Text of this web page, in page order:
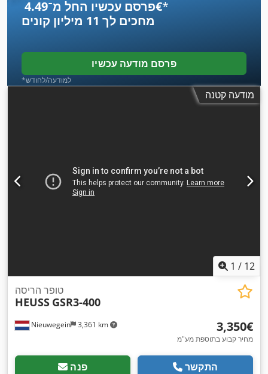
פרסם עכשיו החל מ־‏4.49 ‏€*
מחכים לך 11 מיליון קונים
פרסם מודעה עכשיו
*למודעה/לחודש
מודעה קטנה
1 / 12
Nieuwegein 3,361 km
טופר הריסה
HEUSS GSR3-400
‏3,350 ‏€
מחיר קבוע בתוספת מע"מ
פנה התקשר